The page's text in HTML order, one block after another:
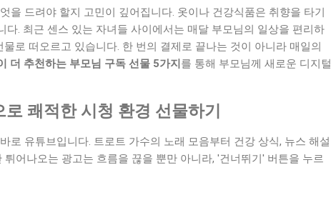
을 드려야 할지 고민이 깊어집니다. 옷이나 건강식품은 취향을 타기
. 최근 센스 있는 자녀들 사이에서는 매달 부모님의 일상을 편리하
로 떠오르고 있습니다. 한 번의 결제로 끝나는 것이 아니라 매일의
더 추천하는 부모님 구독 선물 5가지 를 통해 부모님께 새로운 디지털
쾌적한 시청 환경 선물하기
로 유튜브입니다. 트로트 가수의 노래 모음부터 건강 상식, 뉴스 해설
어나오는 광고는 흐름을 끊을 뿐만 아니라, '건너뛰기' 버튼을 누르